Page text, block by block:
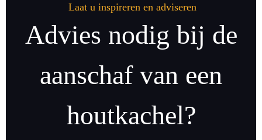
Laat u inspireren en adviseren
Advies nodig bij de
aanschaf van een
houtkachel?